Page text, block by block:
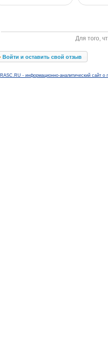
Для того,
Войти и оставить свой отзыв
RASC.RU - информационно-аналитический сайт о